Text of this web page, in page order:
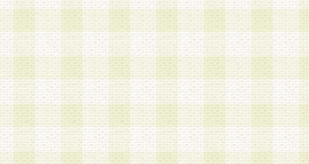
a.本サービスの実施または運営
b.本サービスに係る謝礼、景品、調査サンプル品
c.会員からの電話、メール等の問い合わせなどへ
d.その他これらに付随する業務
2.当社は、会員個人を識別することのできる情報
会員情報を本人の承諾なく第三者に開示すること
人を識別できる情報について第三者に開示または
社は事前に会員本人の同意を得るものとします。